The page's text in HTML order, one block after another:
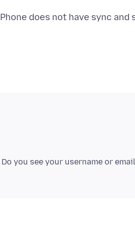
Phone does not have sync
Do you see your username or